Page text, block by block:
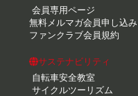
会員専用ページ
無料メルマガ会員申し込み
ファンクラブ会員規約
サステナビリティ
自転車安全教室
サイクルツーリズム